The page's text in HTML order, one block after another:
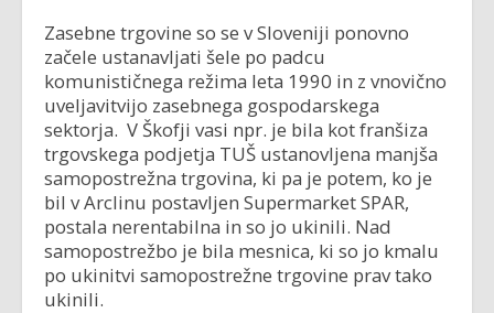
Zasebne trgovine so se v Sloveniji ponovno
začele ustanavljati šele po padcu
komunističnega režima leta 1990 in z vnovično
uveljavitvijo zasebnega gospodarskega
sektorja. V Škofji vasi npr. je bila kot franšiza
trgovskega podjetja TUŠ ustanovljena manjša
samopostrežna trgovina, ki pa je potem, ko je
bil v Arclinu postavljen Supermarket SPAR,
postala nerentabilna in so jo ukinili. Nad
samopostrežbo je bila mesnica, ki so jo kmalu
po ukinitvi samopostrežne trgovine prav tako
ukinili.